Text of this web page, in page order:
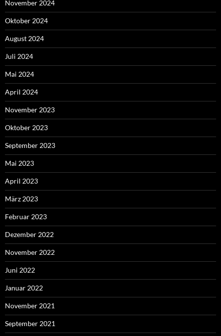
November 2024
Oktober 2024
August 2024
Juli 2024
Mai 2024
April 2024
November 2023
Oktober 2023
September 2023
Mai 2023
April 2023
März 2023
Februar 2023
Dezember 2022
November 2022
Juni 2022
Januar 2022
November 2021
September 2021